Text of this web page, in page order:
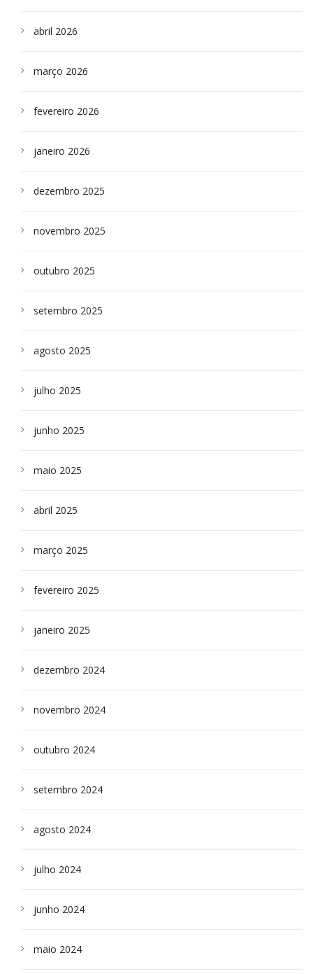
abril 2026
março 2026
fevereiro 2026
janeiro 2026
dezembro 2025
novembro 2025
outubro 2025
setembro 2025
agosto 2025
julho 2025
junho 2025
maio 2025
abril 2025
março 2025
fevereiro 2025
janeiro 2025
dezembro 2024
novembro 2024
outubro 2024
setembro 2024
agosto 2024
julho 2024
junho 2024
maio 2024